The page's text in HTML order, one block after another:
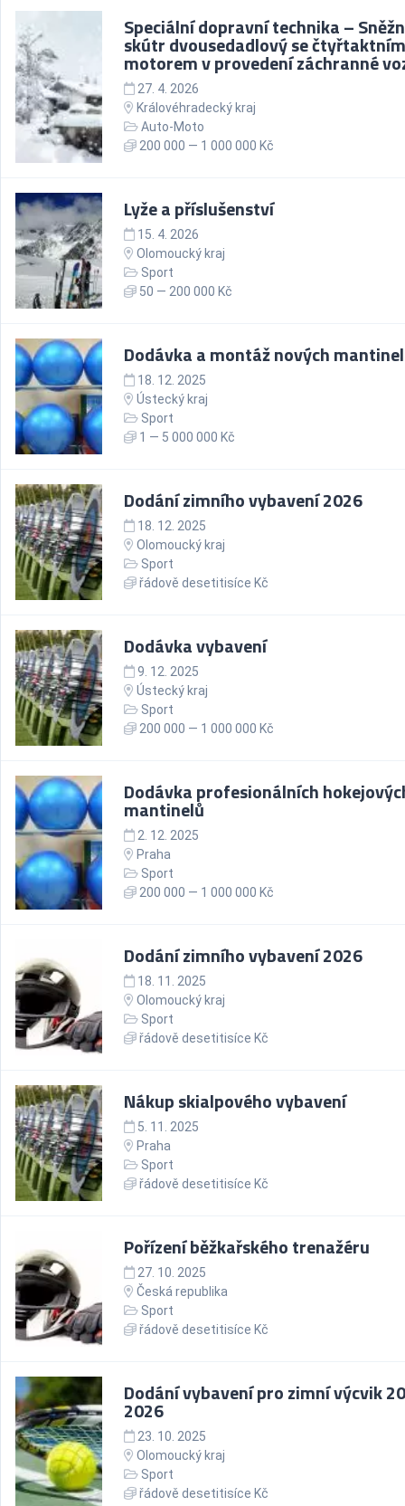
Speciální dopravní technika –
skútr dvousedadlový se čtyřtaktním
motorem v provedení záchranné
27. 4. 2026
Královéhradecký kraj
Auto-Moto
200 000 — 1 000 000 Kč
Lyže a příslušenství
15. 4. 2026
Olomoucký kraj
Sport
50 — 200 000 Kč
Dodávka a montáž nových
18. 12. 2025
Ústecký kraj
Sport
1 — 5 000 000 Kč
Dodání zimního vybavení 2026
18. 12. 2025
Olomoucký kraj
Sport
řádově desetitisíce Kč
Dodávka vybavení
9. 12. 2025
Ústecký kraj
Sport
200 000 — 1 000 000 Kč
Dodávka profesionálních
mantinelů
2. 12. 2025
Praha
Sport
200 000 — 1 000 000 Kč
Dodání zimního vybavení 2026
18. 11. 2025
Olomoucký kraj
Sport
řádově desetitisíce Kč
Nákup skialpového vybavení
5. 11. 2025
Praha
Sport
řádově desetitisíce Kč
Pořízení běžkařského trenažéru
27. 10. 2025
Česká republika
Sport
řádově desetitisíce Kč
Dodání vybavení pro zimní výcvik
2026
23. 10. 2025
Olomoucký kraj
Sport
řádově desetitisíce Kč